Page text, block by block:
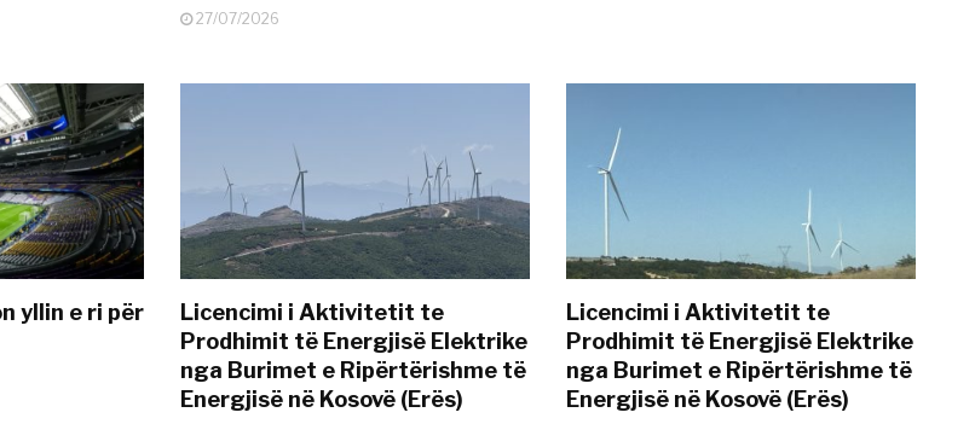
27/07/2026
yllin e ri për
Licencimi i Aktivitetit te
Prodhimit të Energjisë Elektrike
nga Burimet e Ripërtërishme të
Energjisë në Kosovë (Erës)
Licencimi i Aktivitetit te
Prodhimit të Energjisë Elektrike
nga Burimet e Ripërtërishme të
Energjisë në Kosovë (Erës)